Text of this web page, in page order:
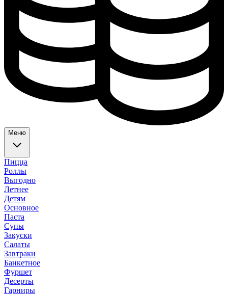
Меню
Пицца
Роллы
Выгодно
Летнее
Детям
Основное
Паста
Супы
Закуски
Салаты
Завтраки
Банкетное
Фуршет
Десерты
Гарниры